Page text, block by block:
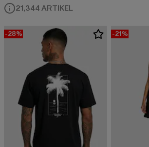
21,344 ARTIKEL
-28% -21%